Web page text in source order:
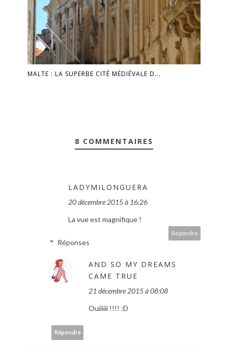
MALTE : LA SUPERBE CITÉ MÉDIÉVALE D...
8 COMMENTAIRES
LADYMILONGUERA
20 décembre 2015 à 16:26
La vue est magnifique !
Répondre
Réponses
AND SO MY DREAMS
CAME TRUE
21 décembre 2015 à 08:08
Ouiiiiii !!!! :D
Répondre